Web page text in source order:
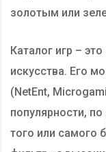
золотым или
Каталог игр –
искусства. Его
(NetEnt,
популярности,
того или самого